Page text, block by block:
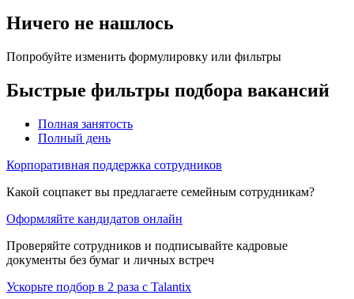
Ничего не нашлось
Попробуйте изменить формулировку или фильтры
Быстрые фильтры подбора вакансий
Полная занятость
Полный день
Корпоративная поддержка сотрудников
Какой соцпакет вы предлагаете семейным сотрудникам?
Оформляйте кандидатов онлайн
Проверяйте сотрудников и подписывайте кадровые
документы без бумаг и личных встреч
Ускорьте подбор в 2 раза с Talantix